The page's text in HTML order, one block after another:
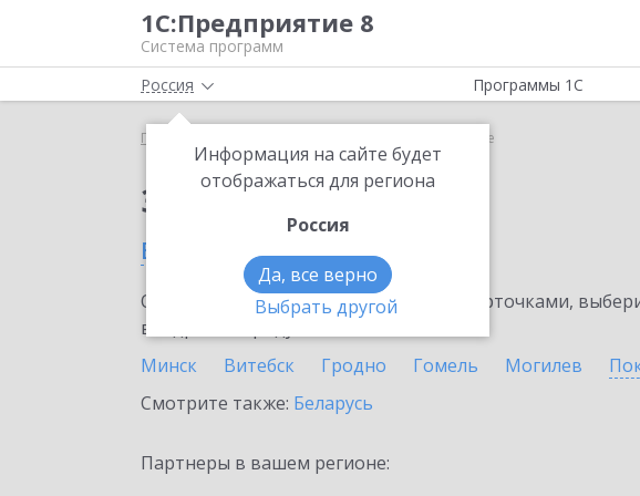
1С:Предприятие 8
Система программ
Россия
Информация на сайте будет
отображаться для региона
Россия
Да, все верно
Выбрать другой
Программы 1С
Главная Bidzaar в Лиде
Заказать Bidzaar
в Лиде
Ознакомьтесь с информационными карточками,
внедрение продукта.
Минск
Витебск Гродно Гомель Могилев
Смотрите также: Беларусь
Партнеры в вашем регионе: